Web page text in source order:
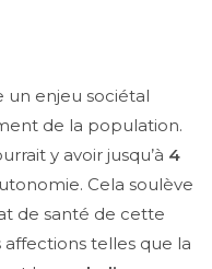
un enjeu sociétal
de la population.
y avoir jusqu’à 4
Cela soulève
de santé de cette
telles que la